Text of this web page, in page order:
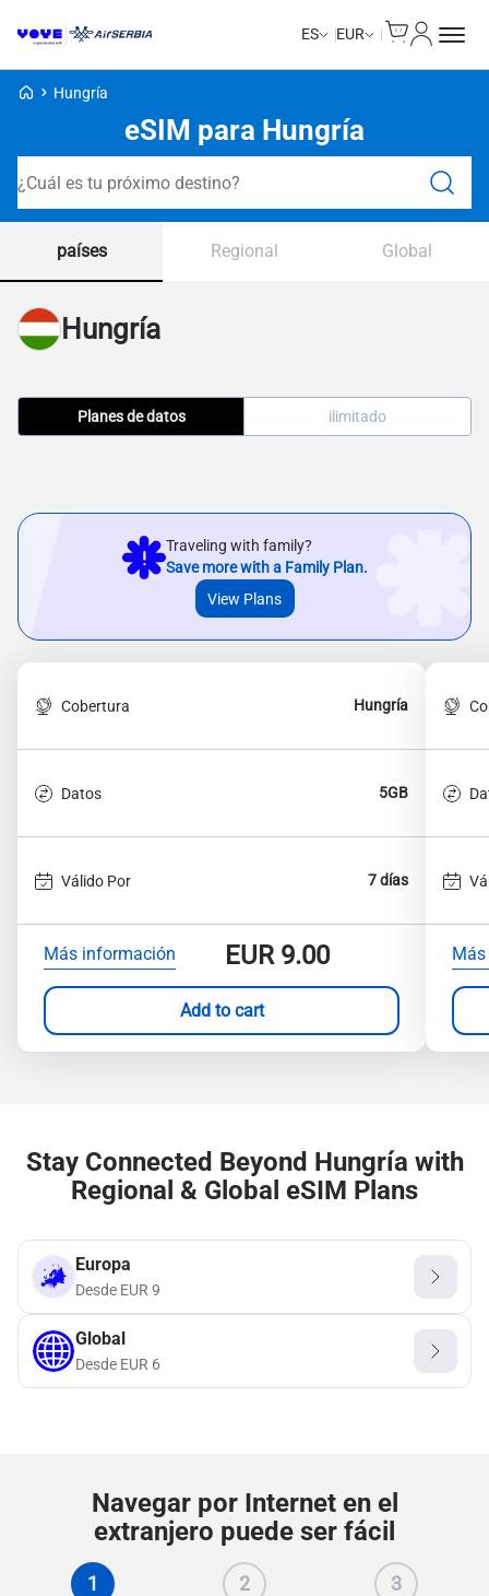
ES EUR
Voye Homepage
Hungría
eSIM para Hungría
países Regional Global
Hungría
Planes de datos ilimitado
Traveling with family?
Save more with a Family Plan.
View Plans
Cobertura Hungría
Datos 5GB
Válido Por 7 días
Más información EUR9.00
Add to cart
Stay Connected Beyond Hungría with
Regional & Global eSIM Plans
Europa
Desde EUR 9
Global
Desde EUR 6
Navegar por Internet en el
extranjero puede ser fácil
1 2 3